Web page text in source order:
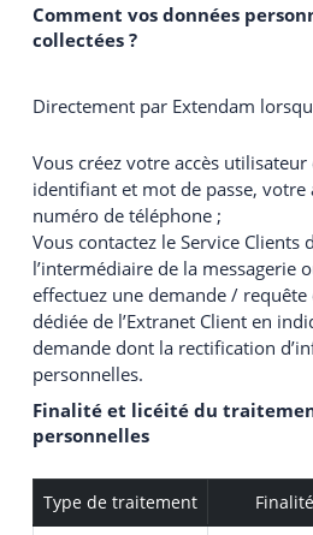
Comment vos données
collectées ?
Directement par Extendam
Vous créez votre accès
identifiant et mot de passe, votre
numéro de téléphone ;
Vous contactez le Service Clients
l’intermédiaire de la messagerie
effectuez une demande /
dédiée de l’Extranet Client en
demande dont la rectification
personnelles.
Finalité et licéité du
personnelles
Type de traitement Finalité